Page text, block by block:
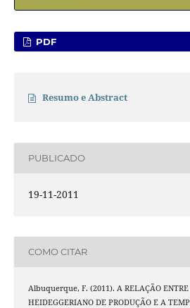
PDF
Resumo e Abstract
PUBLICADO
19-11-2011
COMO CITAR
Albuquerque, F. (2011). A RELAÇÃO ENTRE
HEIDEGGERIANO DE PRODUÇÃO E A